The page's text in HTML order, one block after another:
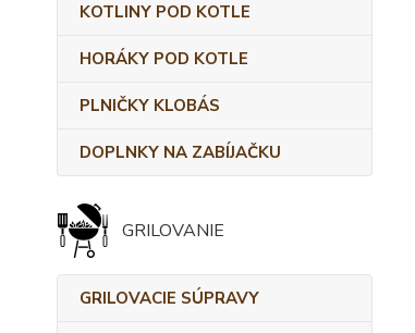
KOTLINY POD KOTLE
HORÁKY POD KOTLE
PLNIČKY KLOBÁS
DOPLNKY NA ZABÍJAČKU
GRILOVANIE
GRILOVACIE SÚPRAVY